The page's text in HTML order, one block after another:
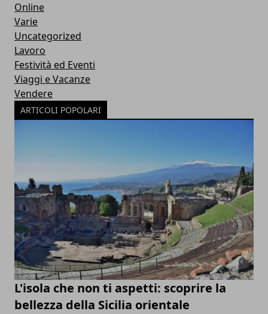
Online
Varie
Uncategorized
Lavoro
Festività ed Eventi
Viaggi e Vacanze
Vendere
ARTICOLI POPOLARI
L'isola che non ti aspetti: scoprire la
bellezza della Sicilia orientale